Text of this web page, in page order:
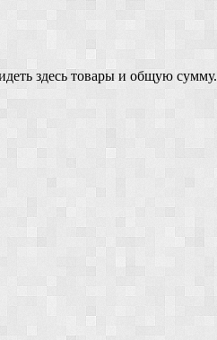
здесь товары и общую сумму.